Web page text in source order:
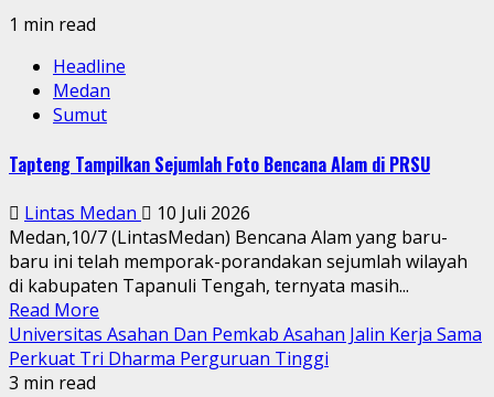
1 min read
Headline
Medan
Sumut
Tapteng Tampilkan Sejumlah Foto Bencana Alam di PRSU
Lintas Medan
10 Juli 2026
Medan,10/7 (LintasMedan) Bencana Alam yang baru-
baru ini telah memporak-porandakan sejumlah wilayah
di kabupaten Tapanuli Tengah, ternyata masih...
Read More
Universitas Asahan Dan Pemkab Asahan Jalin Kerja Sama
Perkuat Tri Dharma Perguruan Tinggi
3 min read